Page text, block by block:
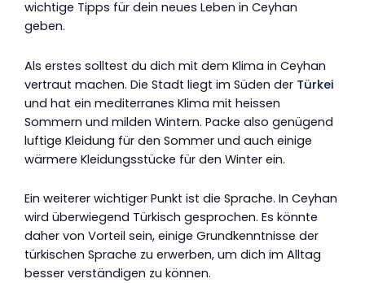
wichtige Tipps für dein neues Leben in Ceyhan
geben.
Als erstes solltest du dich mit dem Klima in Ceyhan
vertraut machen. Die Stadt liegt im Süden der Türkei
und hat ein mediterranes Klima mit heissen
Sommern und milden Wintern. Packe also genügend
luftige Kleidung für den Sommer und auch einige
wärmere Kleidungsstücke für den Winter ein.
Ein weiterer wichtiger Punkt ist die Sprache. In Ceyhan
wird überwiegend Türkisch gesprochen. Es könnte
daher von Vorteil sein, einige Grundkenntnisse der
türkischen Sprache zu erwerben, um dich im Alltag
besser verständigen zu können.